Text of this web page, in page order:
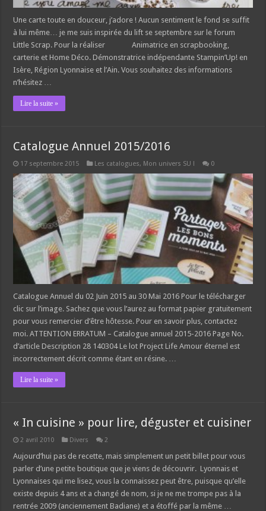
Une carte toute en douceur, j’adore ! Aucun sentiment le fond se suffit
à lui même… je me suis inspirée du lift se septembre sur le forum
Little Scrap. Pour la réaliser Animatrice en scrapbooking,
carterie et Home Déco. Démonstratrice indépendante Stampin’Up! en
Isère, Région Lyonnaise et l’Ain. Vous souhaitez des informations
n’hésitez …
Lire la suite »
Catalogue Annuel 2015/2016
17 septembre 2015 Les catalogues, Mon univers SU ! 0
Catalogue Annuel du 02 Juin 2015 au 30 Mai 2016 Pour le télécharger
clic sur l’image. Sachez que vous l’aurez au format papier gratuitement
pour vous remercier d’être hôtesse. Pour en savoir plus, contactez
moi. ATTENTION ERRATUM – Catalogue annuel 2015-2016 Page No.
d’article Description 28 140304 Le lot Project Life Amour éternel est
incorrectement décrit comme étant en résine. …
Lire la suite »
« In cuisine » pour lire, déguster et cuisiner
2 avril 2010 Divers 2
Aujourd’hui pas de recette, mais simplement un petit billet pour vous
parler d’une petite boutique que je viens de découvrir. Lyonnais et
Lyonnaises qui me lisez, vous la connaissez peut être, puisque qu’elle
existe depuis 4 ans et a changé de nom, si je ne me trompe pas à la
rentrée 2009 (anciennement Badiane) et a étoffé par la même …